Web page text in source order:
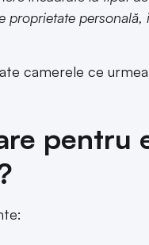
proprietate
camerele ce
pentru